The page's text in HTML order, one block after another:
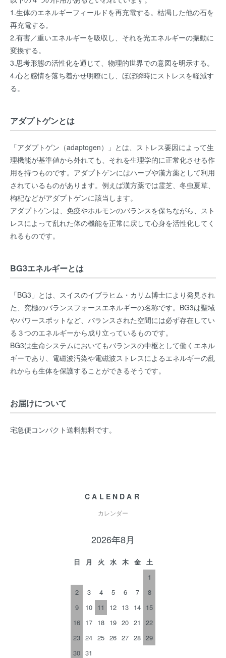
1.生体のエネルギーフィールドを再充電する。枯渇した他の石を
再充電する。
2.有害／重いエネルギーを吸収し、それを光エネルギーの振動に
変換する。
3.思考形態の活性化を通じて、物理的世界での意図を明示する。
4.心と感情を落ち着かせ明瞭にし、ほぼ瞬時にストレスを軽減す
る。
アダプトゲンとは
「アダプトゲン（adaptogen）」とは、ストレス要因によって生
理機能が基準値から外れても、それを生理学的に正常化させる作
用を持つものです。アダプトゲンにはハーブや漢方薬として利用
されているものがあります。例えば漢方薬では霊芝、冬虫夏草、
枸杞などがアダプトゲンに該当します。
アダプトゲンは、免疫やホルモンのバランスを保ちながら、スト
レスによって乱れた体の機能を正常に戻して心身を活性化してく
れるものです。
BG3エネルギーとは
「BG3」とは、スイスのイブラヒム・カリム博士により発見され
た、究極のバランスフォースエネルギーの名称です。BG3は聖域
やパワースポットなど、バランスされた空間には必ず存在してい
る３つのエネルギーから成り立っているものです。
BG3は生命システムにおいてもバランスの中枢として働くエネル
ギーであり、電磁波汚染や電磁波ストレスによるエネルギーの乱
れからも生体を保護することができるそうです。
お届けについて
宅急便コンパクト送料無料です。
CALENDAR
カレンダー
2026年8月
日 月 火 水 木 金
土
1
2
3 4 5 6 7
8
9
10 11 12 13 14 15
16 17 18 19 20 21
22
23 24 25 26 27 28 29
30 31